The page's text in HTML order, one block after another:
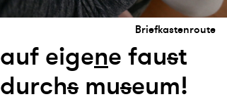
Briefkastenroute
auf eigene faust
durchsmuseum!